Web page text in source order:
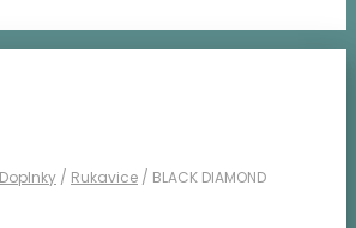
Doplnky / Rukavice / BLACK DIAMOND